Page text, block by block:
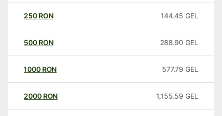
250 RON 144.45 GEL
500 RON 288.90 GEL
1000 RON 577.79 GEL
2000 RON 1,155.59 GEL